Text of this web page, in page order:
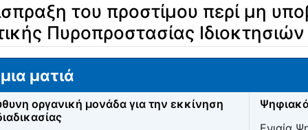
του προστίμου περί μη
Πυροπροστασίας Ιδιοκτησιών
ματιά
οργανική μονάδα για την εκκίνηση